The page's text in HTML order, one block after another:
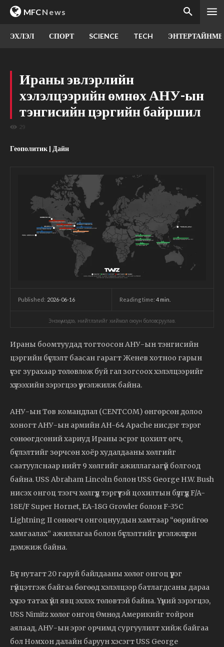
MFCNews
ЭХЛЭЛ СПОРТ SCIENCE TECH
Ираны эвлэрлийн
хэлэлцээрийн өмнөх АНУ-ын
тэнгисийн цэргийн байршил
29
Геополитик | Дайн
Published: 2026-06-16 Reading time: 4 min.
Энэхүү мэдээ, нийтлэлийг хиймэл оюун боловсруулав.
Ираны боомтуудад тогтоосон АНУ-ын тэнгисийн
цэргийн бүслэлт баасан гарагт Женев хотноо гарын
үсэг зурахаар төлөвлөж буй гал зогсоох хэлэлцээрийг
хүлээхийн зэрэгцээ үргэлжилж байна.
АНУ-ын Төв командлал (CENTCOM) өнгөрсөн долоо
хоногт АНУ-ын армийн AH-64 Apache нисдэг тэрэг
сөнөөгдсөний хариуд Ираны эсрэг цохилт өгч,
бүслэлтийг зөрчсөн хоёр худалдааны хөлгийг
саатуулснаар нийт 9 хөлгийг ажиллагаагүй болгоод
байна. USS Abraham Lincoln болон USS George H.W. Bush
нисэх онгоц тээгч хөлгүүд тэргүүтэй цохилтын бүлгүүд F/A-
18E/F Super Hornet, EA-18G Growler болон F-35C
Lightning II сөнөөгч онгоцнуудын хамтаар “өөрийгөө
хамгаалах” ажиллагаа болон бүслэлтийг үргэлжлүүлэн
дэмжиж байна.
Бүс нутагт 20 гаруй байлдааны хөлөг онгоц үүрэг
гүйцэтгэж байгаа бөгөөд хэлэлцээр батлагдсаны дараа
хүчээ татах үйл явц эхлэх төлөвтэй байна. Үүний зэрэгцээ,
USS Nimitz хөлөг онгоц Өмнөд Америкийг тойрон
аялаад, АНУ-ын эрэг орчимд сургуулилт хийж байгаа
бол Номхон далайн баруун хэсэгт USS George